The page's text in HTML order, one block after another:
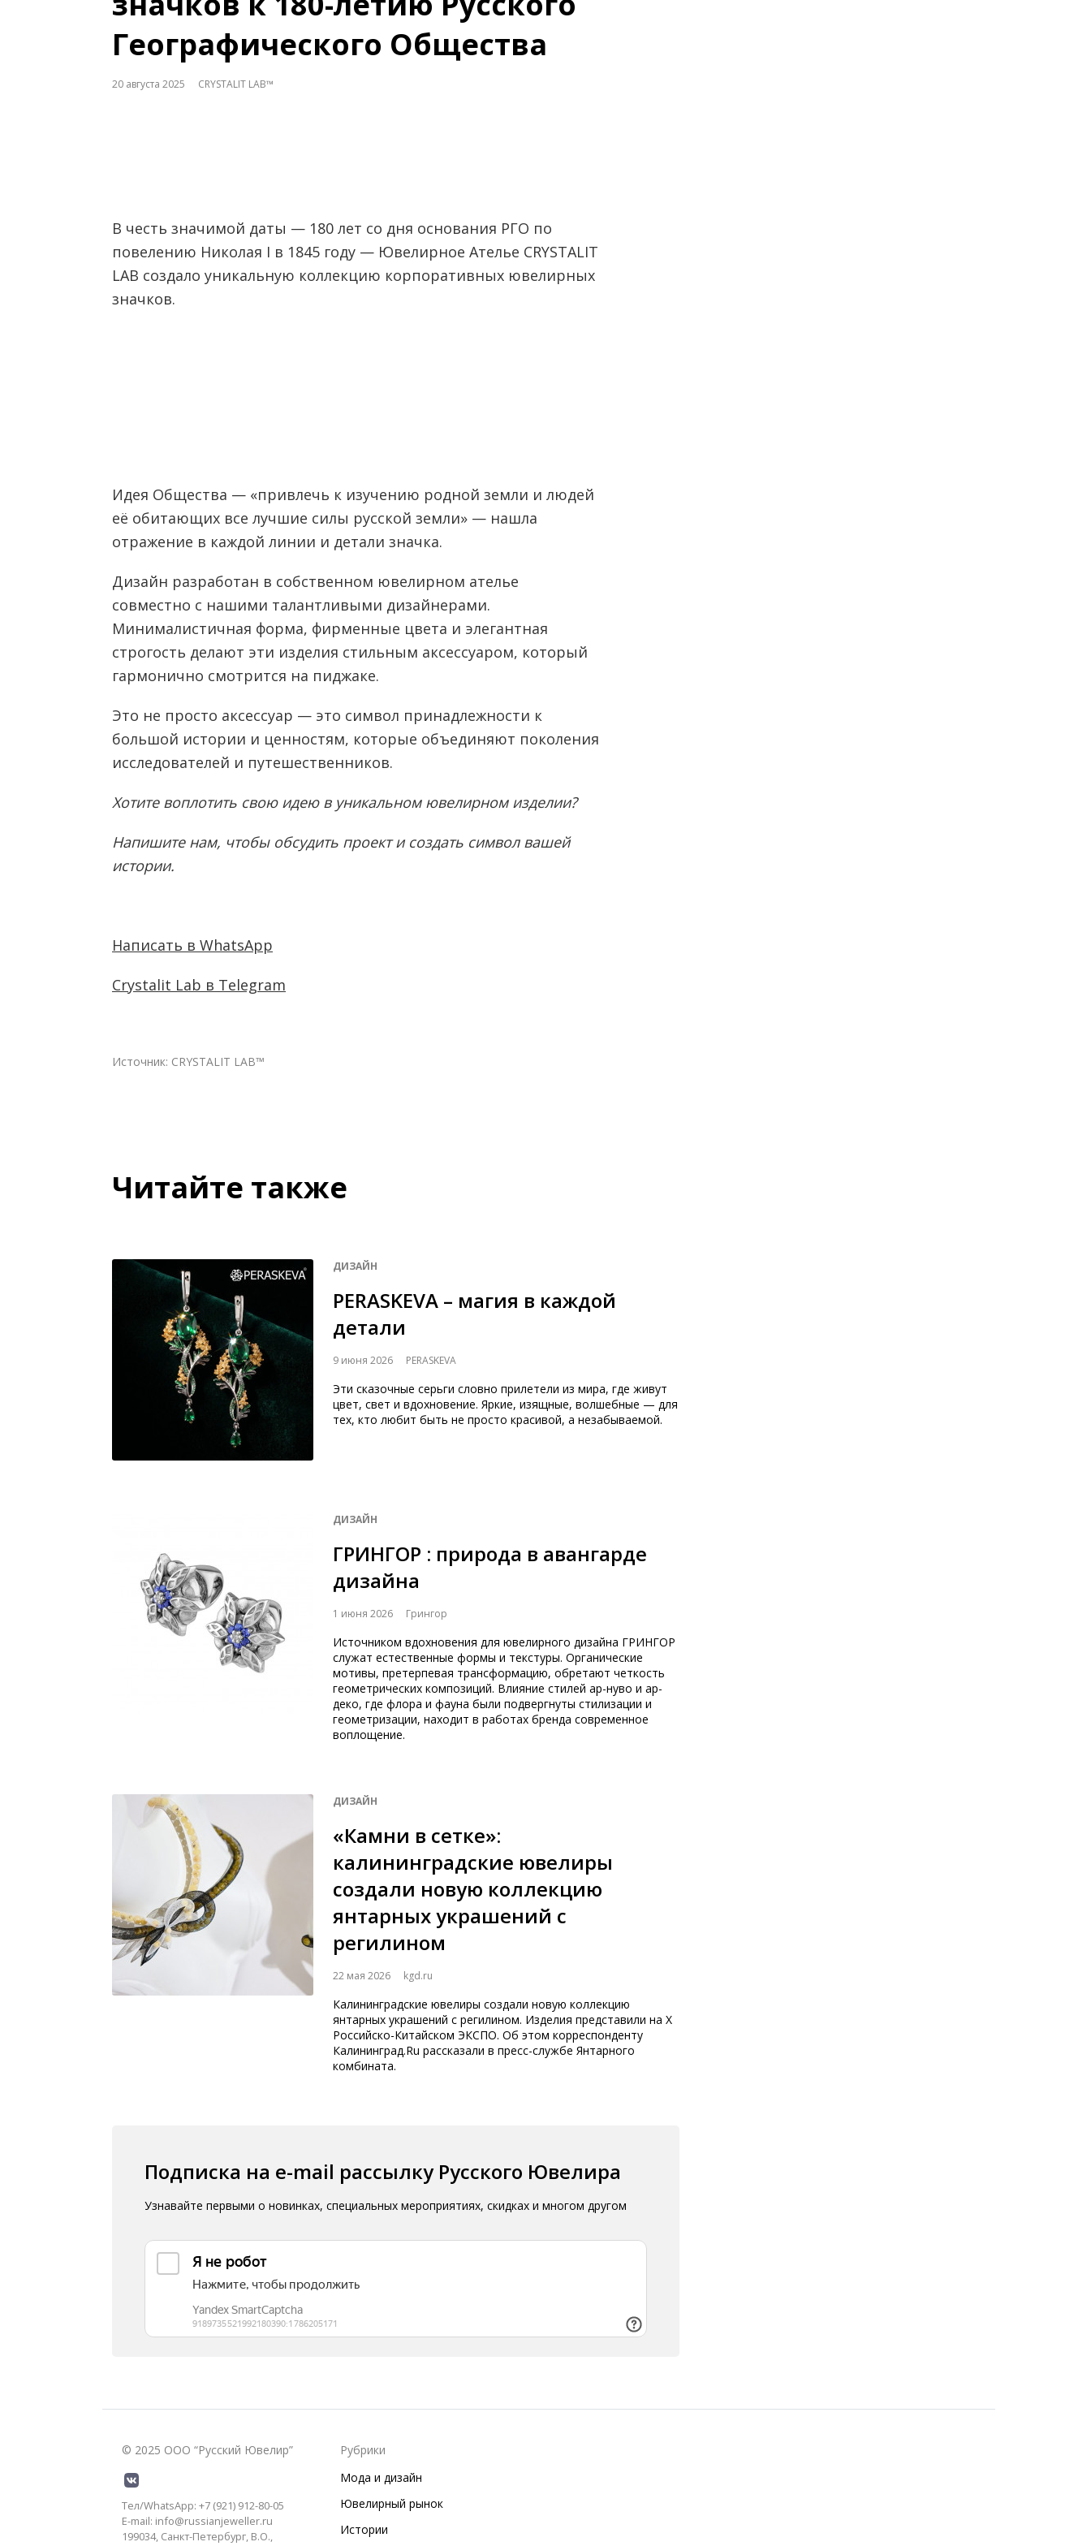
Географического Общества
20 августа 2025 CRYSTALIT LAB™
В честь значимой даты — 180 лет со дня основания РГО по
повелению Николая I в 1845 году — Ювелирное Ателье CRYSTALIT
LAB создало уникальную коллекцию корпоративных ювелирных
значков.
Идея Общества — «привлечь к изучению родной земли и людей
её обитающих все лучшие силы русской земли» — нашла
отражение в каждой линии и детали значка.
Дизайн разработан в собственном ювелирном ателье
совместно с нашими талантливыми дизайнерами.
Минималистичная форма, фирменные цвета и элегантная
строгость делают эти изделия стильным аксессуаром, который
гармонично смотрится на пиджаке.
Это не просто аксессуар — это символ принадлежности к
большой истории и ценностям, которые объединяют поколения
исследователей и путешественников.
Хотите воплотить свою идею в уникальном ювелирном изделии?
Напишите нам, чтобы обсудить проект и создать символ вашей
истории.
Написать в WhatsApp
Crystalit Lab в Telegram
Источник: CRYSTALIT LAB™
Читайте также
ДИЗАЙН
PERASKEVA – магия в каждой
детали
9 июня 2026 PERASKEVA
Эти сказочные серьги словно прилетели из мира, где живут
цвет, свет и вдохновение. Яркие, изящные, волшебные — для
тех, кто любит быть не просто красивой, а незабываемой.
ДИЗАЙН
ГРИНГОР : природа в авангарде
дизайна
1 июня 2026 Грингор
Источником вдохновения для ювелирного дизайна ГРИНГОР
служат естественные формы и текстуры. Органические
мотивы, претерпевая трансформацию, обретают четкость
геометрических композиций. Влияние стилей ар-нуво и ар-
деко, где флора и фауна были подвергнуты стилизации и
геометризации, находит в работах бренда современное
воплощение.
ДИЗАЙН
«Камни в сетке»:
калининградские ювелиры
создали новую коллекцию
янтарных украшений с
регилином
22 мая 2026 kgd.ru
Калининградские ювелиры создали новую коллекцию
янтарных украшений с регилином. Изделия представили на Х
Российско-Китайском ЭКСПО. Об этом корреспонденту
Калининград.Ru рассказали в пресс-службе Янтарного
комбината.
Подписка на e-mail рассылку Русского Ювелира
Узнавайте первыми о новинках, специальных мероприятиях, скидках и многом другом
© 2025 ООО “Русский Ювелир”
Тел/WhatsApp: +7 (921) 912-80-05
E-mail: info@russianjeweller.ru
199034, Санкт-Петербург, В.О.,
Рубрики
Мода и дизайн
Ювелирный рынок
Истории